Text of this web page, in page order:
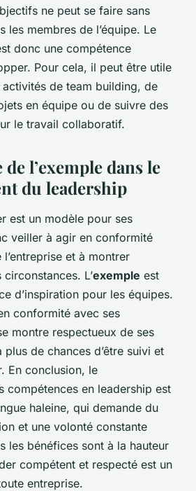
ne peut se faire sans
les membres de l’équipe. Le
donc une compétence
Pour cela, il peut être utile
de team building, de
en équipe ou de suivre des
le travail collaboratif.
l’exemple dans le
du leadership
est un modèle pour ses
veiller à agir en conformité
et à montrer
circonstances. L’exemple est
d’inspiration pour les équipes.
conformité avec ses
montre respectueux de ses
de chances d’être suivi et
En conclusion, le
compétences en leadership est
haleine, qui demande du
et une volonté constante
les bénéfices sont à la hauteur
compétent et respecté est un
entreprise.